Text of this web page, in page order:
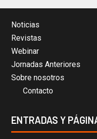
Noticias
Revistas
Webinar
Jornadas Anteriores
Sobre nosotros
Contacto
ENTRADAS Y